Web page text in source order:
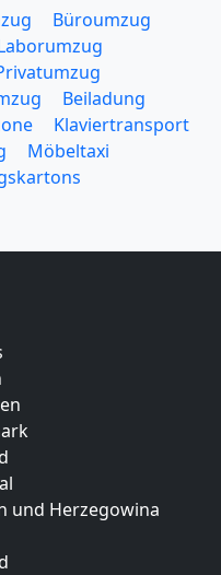
Büroumzug
Beiladung
Klaviertransport
Möbeltaxi
und Herzegowina